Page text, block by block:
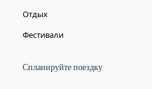
Отдых
Фестивали
Спланируйте поездку